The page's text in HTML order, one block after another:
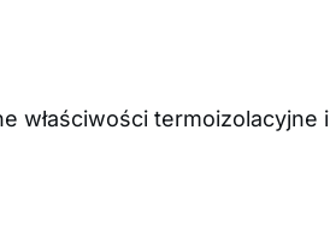
właściwości termoizolacyjne i